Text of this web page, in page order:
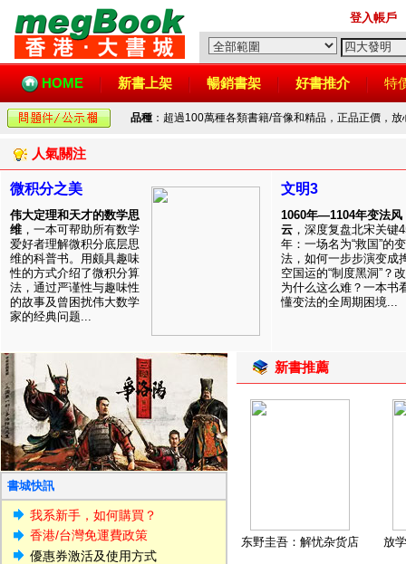
登入帳戶
HOME 新書上架 暢銷書架 好書推介 特
品種 ：超過100萬種各類書籍/音像和精品，正品正價，
人氣關注
微积分之美
伟大定理和天才的数学思
维 ，一本可帮助所有数学
爱好者理解微积分底层思
维的科普书。用颇具趣味
性的方式介绍了微积分算
法，通过严谨性与趣味性
的故事及曾困扰伟大数学
家的经典问题...
文明3
1060年—1104年变法风
云 ，深度复盘北宋关键
年：一场名为“救国”的变
法，如何一步步演变成
空国运的“制度黑洞”？
为什么这么难？一本书
懂变法的全周期困境...
書城快訊
我系新手，如何購買？
香港/台灣免運費政策
優惠券激活及使用方式
新書推薦
东野圭吾：解忧杂货店 放